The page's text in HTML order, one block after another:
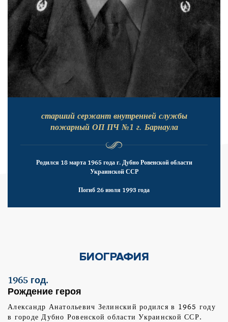
старший сержант внутренней службы
пожарный ОП ПЧ №1 г. Барнаула
Родился 18 марта 1965 года г. Дубно Ровенской области
Украинской ССР
Погиб 26 июля 1993 года
БИОГРАФИЯ
1965 год.
Рождение героя
Александр Анатольевич Зелинский родился в 1965 году
в городе Дубно Ровенской области Украинской ССР.